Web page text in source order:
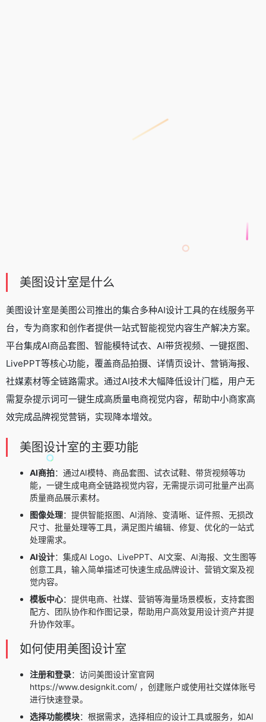
美图设计室是什么
美图设计室是美图公司推出的集合多种AI设计工具的在线服务平
台，专为商家和创作者提供一站式智能视觉内容生产解决方案。
平台集成AI商品套图、智能模特试衣、AI带货视频、 一键抠图、
LivePPT等核心功能，覆盖商品拍摄、详情页设计、营销海报、
社媒素材等全链路需求。通过AI技术大幅降低设计门槛，用户无
需复杂提示词可一键生成高质量电商视觉内容，帮助中小商家高
效完成品牌视觉营销，实现降本增效。
美图设计室的主要功能
AI商拍：通过AI模特、商品套图、试衣试鞋、带货视频等功
能，一键生成电商全链路视觉内容，无需提示词可批量产出高
质量商品展示素材。
图像处理：提供智能抠图、 AI消除、变清晰、证件照、无损改
尺寸、批量处理等工具，满足图片编辑、修复、优化的一站式
处理需求。
AI设计：集成AI Logo、LivePPT、AI文案、 AI海报、 文生图等
创意工具，输入简单描述可快速生成品牌设计、营销文案及视
觉内容。
模板中心：提供电商、社媒、营销等海量场景模板，支持套图
配方、团队协作和作图记录，帮助用户高效复用设计资产并提
升协作效率。
如何使用美图设计室
注册和登录： 访问美图设计室官网
https://www.designkit.com/ ， 创建账户或使用社交媒体账号
进行快速登录。
选择功能模块： 根据需求，选择相应的设计工具或服务，如AI